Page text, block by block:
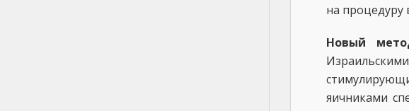
на процедуру
Новый
яичниками